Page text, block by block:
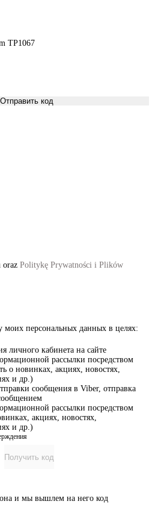
TP1067
Отправить код
oraz Politykę Prywatności i Plików
моих персональных данных в целях:
личного кабинета на сайте
рассылки посредством
о новинках, акциях, новостях,
и др.)
сообщения в Viber, отправка
рассылки посредством
акциях, новостях,
и др.)
Получить код
и мы вышлем на него код